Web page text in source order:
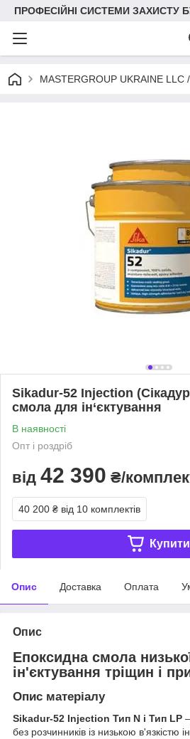
ПРОФЕСІЙНІ СИСТЕМИ ЗАХИСТУ
MASTERGROUP UKRAINE
Sikadur-52 Injection
смола для ін‘єктування
В наявності
Опт і роздріб
від 42 390 ₴/
40 200 ₴ від 10 комплектів
Купити
Опис Доставка Оплата
Опис
Епоксидна смола
ін'єктування тріщин і
Опис матеріалу
Sikadur-52 Injection Тип N і Тип LP
без розчинників із низькою в'язкістю